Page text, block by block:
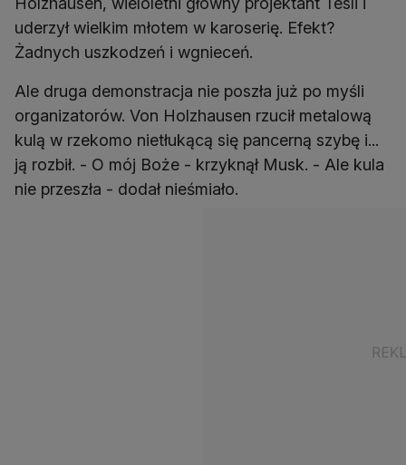
uderzył wielkim młotem w karoserię. Efekt?
Żadnych uszkodzeń i wgnieceń.
Ale druga demonstracja nie poszła już po myśli
organizatorów. Von Holzhausen rzucił metalową
kulą w rzekomo nietłukącą się pancerną szybę i...
ją rozbił. - O mój Boże - krzyknął Musk. - Ale kula
nie przeszła - dodał nieśmiało.